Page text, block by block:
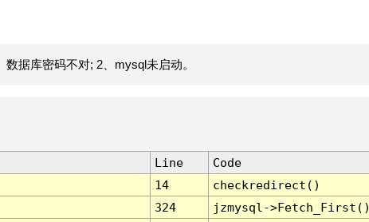
据库密码不对; 2、mysql未启动。
Line
Code
14
checkredirect()
324
jzmysql-